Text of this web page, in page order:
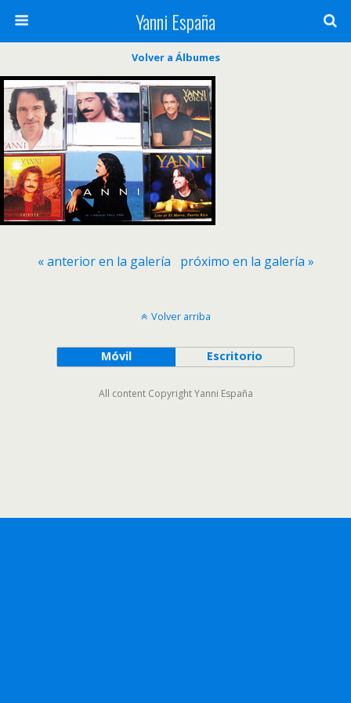
Yanni España
Volver a Álbumes
« anterior en la galería próximo en la galería »
Volver arriba
Móvil Escritorio
All content Copyright Yanni España